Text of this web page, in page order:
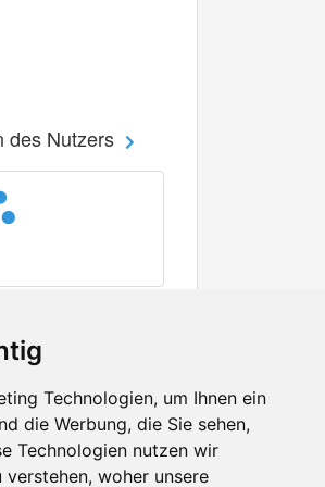
Technologien, um Ihnen ein
die Werbung, die Sie sehen,
Technologien nutzen wir
verstehen, woher unsere
des Nutzers